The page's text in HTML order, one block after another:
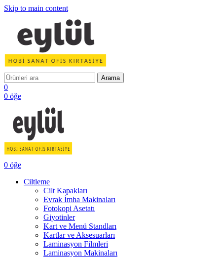
Skip to main content
Arama
0
0 öğe
0 öğe
Ciltleme
Cilt Kapakları
Evrak İmha Makinaları
Fotokopi Asetatı
Giyotinler
Kart ve Menü Standları
Kartlar ve Aksesuarları
Laminasyon Filmleri
Laminasyon Makinaları